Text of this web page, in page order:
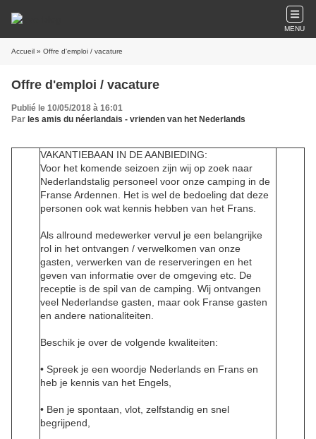
MENU
Accueil » Offre d'emploi / vacature
Offre d'emploi / vacature
Publié le 10/05/2018 à 16:01
Par les amis du néerlandais - vrienden van het Nederlands
VAKANTIEBAAN IN DE AANBIEDING:
Voor het komende seizoen zijn wij op zoek naar
Nederlandstalig personeel voor onze camping in de
Franse Ardennen. Het is wel de bedoeling dat deze
personen ook wat kennis hebben van het Frans.
Als allround medewerker vervul je een belangrijke
rol in het ontvangen / verwelkomen van onze
gasten, verwerken van de reserveringen en het
geven van informatie over de omgeving etc. De
receptie is de spil van de camping. Wij ontvangen
veel Nederlandse gasten, maar ook Franse gasten
en andere nationaliteiten.
Beschik je over de volgende kwaliteiten:
• Spreek je een woordje Nederlands en Frans en
heb je kennis van het Engels,
• Ben je spontaan, vlot, zelfstandig en snel
begrijpend,